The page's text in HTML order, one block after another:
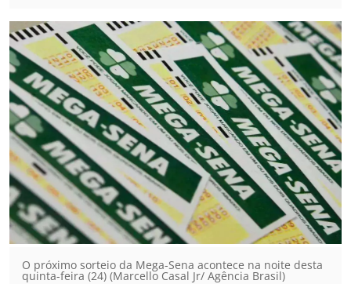
O próximo sorteio da Mega-Sena acontece na noite desta
quinta-feira (24) (Marcello Casal Jr/ Agência Brasil)